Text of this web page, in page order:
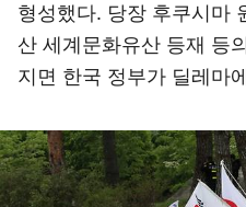
형성했다. 당장 후쿠시마
산 세계문화유산 등재 등
지면 한국 정부가 딜레마